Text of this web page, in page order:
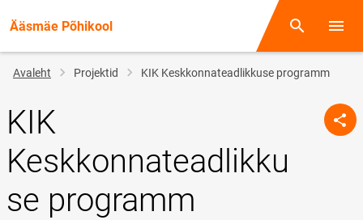
Ääsmäe Põhikool Otsing
Jälglink
Avaleht Projektid KIK Keskkonnateadlikkuse programm
KIK
Keskkonnateadlikku
se programm